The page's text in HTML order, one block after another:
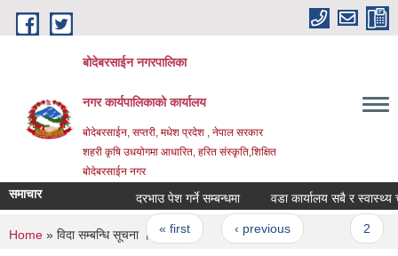
Skip to main content
बोदेबरसाईन नगरपालिका
नगर कार्यपालिकाको कार्यालय
बोदेबरसाईन, सप्तरी, मधेश प्रदेश , नेपाल सरकार
शहरी कृषि उधयोगमा आधारित, हरित संस्कृति,शिक्षित
बोदेबरसाईन नगर
समाचार दरभाउ पेश गर्ने सम्बन्धमा वडा कार्यालय सबै र स्वास्थ्य
Pages
« first ‹ previous
You are here
Home » विदा सम्बन्धि सूचना ।।।